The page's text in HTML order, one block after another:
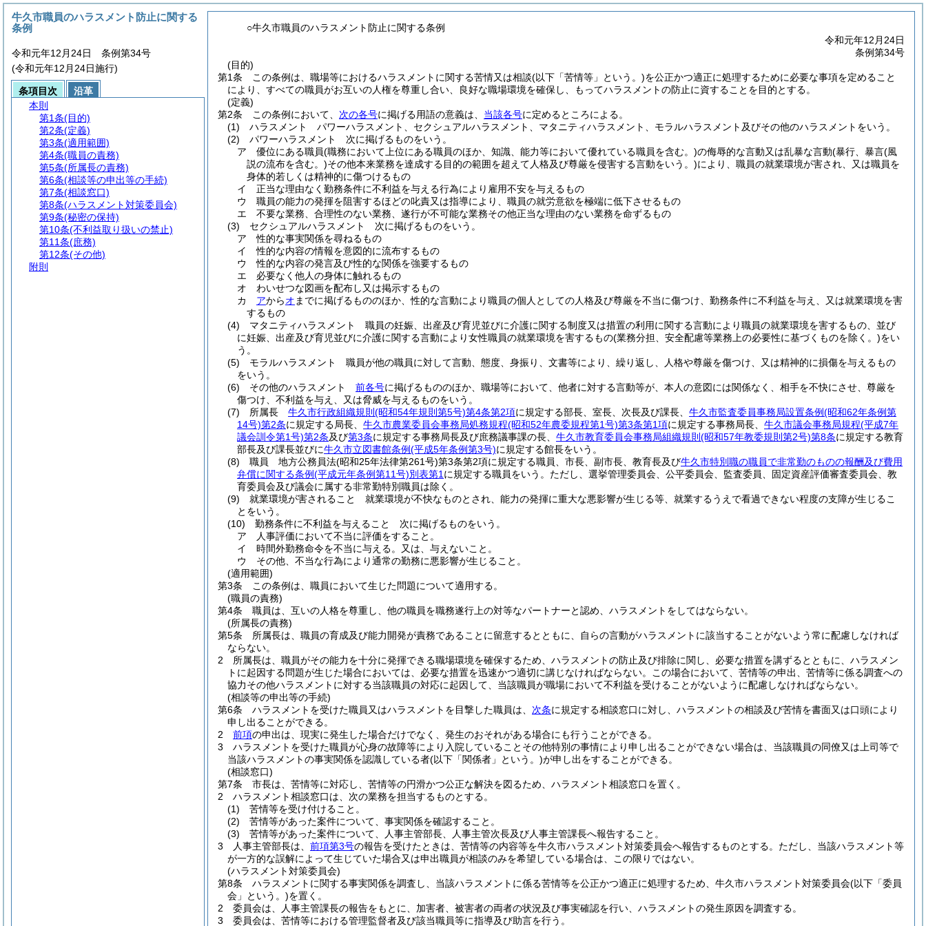
○牛久市職員のハラスメント防止に関する条例
令和元年12月24日
条例第34号
(目的)
第1条
この条例は、職場等におけるハラスメントに関する苦情又は相談(以下「苦情等」という。)を公正かつ適正に処理するために必要な事項を定めること
により、すべての職員がお互いの人権を尊重し合い、良好な職場環境を確保し、もってハラスメントの防止に資することを目的とする。
(定義)
第2条
この条例において、 次の各号に掲げる用語の意義は、 当該各号に定めるところによる。
(1)
ハラスメント パワーハラスメント、セクシュアルハラスメント、マタニティハラスメント、モラルハラスメント及びその他のハラスメントをいう。
(2)
パワーハラスメント 次に掲げるものをいう。
ア
優位にある職員(職務において上位にある職員のほか、知識、能力等において優れている職員を含む。)の侮辱的な言動又は乱暴な言動(暴行、暴言(風
説の流布を含む。)その他本来業務を達成する目的の範囲を超えて人格及び尊厳を侵害する言動をいう。)により、職員の就業環境が害され、又は職員を
身体的若しくは精神的に傷つけるもの
イ
正当な理由なく勤務条件に不利益を与える行為により雇用不安を与えるもの
ウ
職員の能力の発揮を阻害するほどの叱責又は指導により、職員の就労意欲を極端に低下させるもの
エ
不要な業務、合理性のない業務、遂行が不可能な業務その他正当な理由のない業務を命ずるもの
(3)
セクシュアルハラスメント 次に掲げるものをいう。
ア
性的な事実関係を尋ねるもの
イ
性的な内容の情報を意図的に流布するもの
ウ
性的な内容の発言及び性的な関係を強要するもの
エ
必要なく他人の身体に触れるもの
オ
わいせつな図画を配布し又は掲示するもの
カ
アからオ までに掲げるもののほか、性的な言動により職員の個人としての人格及び尊厳を不当に傷つけ、勤務条件に不利益を与え、又は就業環境を害
するもの
(4)
マタニティハラスメント 職員の妊娠、出産及び育児並びに介護に関する制度又は措置の利用に関する言動により職員の就業環境を害するもの、並び
に妊娠、出産及び育児並びに介護に関する言動により女性職員の就業環境を害するもの(業務分担、安全配慮等業務上の必要性に基づくものを除く。)をい
う。
(5)
モラルハラスメント 職員が他の職員に対して言動、態度、身振り、文書等により、繰り返し、人格や尊厳を傷つけ、又は精神的に損傷を与えるもの
をいう。
(6)
その他のハラスメント 前各号に掲げるもののほか、職場等において、他者に対する言動等が、本人の意図には関係なく、相手を不快にさせ、尊厳を
傷つけ、不利益を与え、又は脅威を与えるものをいう。
(7)
所属長 牛久市行政組織規則 (昭和54年規則第5号)第4条第2項に規定する部長、室長、次長及び課長、 牛久市監査委員事務局設置条例(昭和62年条例第
14号)第2条に規定する局長、 牛久市農業委員会事務局処務規程(昭和52年農委規程第1号)第3条第1項に規定する事務局長、 牛久市議会事務局規程(平成7年
議会訓令第1号)第2条及び第3条に規定する事務局長及び庶務議事課の長、 牛久市教育委員会事務局組織規則 (昭和57年教委規則第2号)第8条に規定する教育
部長及び課長並びに牛久市立図書館条例(平成5年条例第3号)に規定する館長をいう。
(8)
職員 地方公務員法(昭和25年法律第261号)第3条第2項に規定する職員、市長、副市長、教育長及び牛久市特別職の職員で非常勤のものの報酬及び費用
弁償に関する条例(平成元年条例第11号)別表第1 に規定する職員をいう。 ただし、選挙管理委員会、公平委員会、監査委員、固定資産評価審査委員会、教
育委員会及び議会に属する非常勤特別職員は除く。
(9)
就業環境が害されること 就業環境が不快なものとされ、能力の発揮に重大な悪影響が生じる等、就業するうえで看過できない程度の支障が生じるこ
とをいう。
(10)
勤務条件に不利益を与えること 次に掲げるものをいう。
ア
人事評価において不当に評価をすること。
イ
時間外勤務命令を不当に与える。
又は、与えないこと。
ウ
その他、不当な行為により通常の勤務に悪影響が生じること。
(適用範囲)
第3条
この条例は、職員において生じた問題について適用する。
(職員の責務)
第4条
職員は、互いの人格を尊重し、他の職員を職務遂行上の対等なパートナーと認め、ハラスメントをしてはならない。
(所属長の責務)
第5条
所属長は、職員の育成及び能力開発が責務であることに留意するとともに、自らの言動がハラスメントに該当することがないよう常に配慮しなければ
ならない。
2
所属長は、職員がその能力を十分に発揮できる職場環境を確保するため、ハラスメントの防止及び排除に関し、必要な措置を講ずるとともに、ハラスメン
トに起因する問題が生じた場合においては、必要な措置を迅速かつ適切に講じなければならない。
この場合において、苦情等の申出、苦情等に係る調査への
協力その他ハラスメントに対する当該職員の対応に起因して、当該職員が職場において不利益を受けることがないように配慮しなければならない。
(相談等の申出等の手続)
第6条
ハラスメントを受けた職員又はハラスメントを目撃した職員は、 次条に規定する相談窓口に対し、ハラスメントの相談及び苦情を書面又は口頭により
申し出ることができる。
2
前項の申出は、現実に発生した場合だけでなく、発生のおそれがある場合にも行うことができる。
3
ハラスメントを受けた職員が心身の故障等により入院していることその他特別の事情により申し出ることができない場合は、当該職員の同僚又は上司等で
当該ハラスメントの事実関係を認識している者(以下「関係者」という。)が申し出をすることができる。
(相談窓口)
第7条
市長は、苦情等に対応し、苦情等の円滑かつ公正な解決を図るため、ハラスメント相談窓口を置く。
2
ハラスメント相談窓口は、次の業務を担当するものとする。
(1)
苦情等を受け付けること。
(2)
苦情等があった案件について、事実関係を確認すること。
(3)
苦情等があった案件について、人事主管部長、人事主管次長及び人事主管課長へ報告すること。
3
人事主管部長は、 前項第3号の報告を受けたときは、苦情等の内容等を牛久市ハラスメント対策委員会へ報告するものとする。 ただし、当該ハラスメント等
が一方的な誤解によって生じていた場合又は申出職員が相談のみを希望している場合は、この限りではない。
(ハラスメント対策委員会)
第8条
ハラスメントに関する事実関係を調査し、当該ハラスメントに係る苦情等を公正かつ適正に処理するため、牛久市ハラスメント対策委員会(以下「委員
会」という。)を置く。
2
委員会は、人事主管課長の報告をもとに、加害者、被害者の両者の状況及び事実確認を行い、ハラスメントの発生原因を調査する。
3
委員会は、苦情等における管理監督者及び該当職員等に指導及び助言を行う。
牛久市職員のハラスメント防止に関する
条例
令和元年12月24日 条例第34号
(令和元年12月24日施行)
条項目次
沿革
本則
第1条(目的)
第2条(定義)
第3条(適用範囲)
第4条(職員の責務)
第5条(所属長の責務)
第6条(相談等の申出等の手続)
第7条(相談窓口)
第8条(ハラスメント対策委員会)
第9条(秘密の保持)
第10条(不利益取り扱いの禁止)
第11条(庶務)
第12条(その他)
附則